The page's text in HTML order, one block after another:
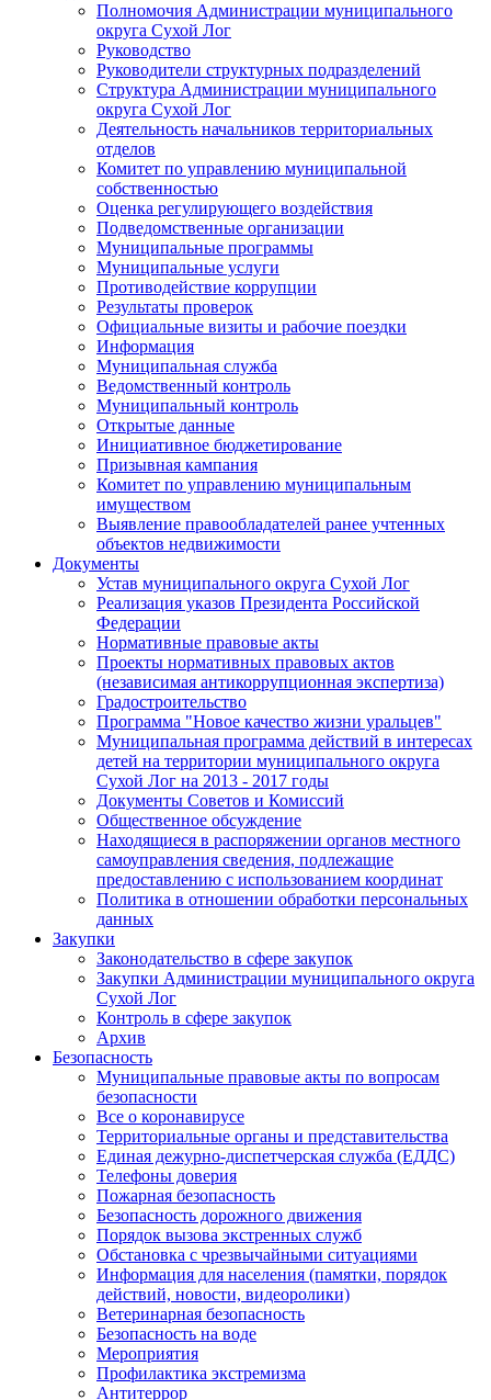
Полномочия Администрации муниципального
округа Сухой Лог
Руководство
Руководители структурных подразделений
Структура Администрации муниципального
округа Сухой Лог
Деятельность начальников территориальных
отделов
Комитет по управлению муниципальной
собственностью
Оценка регулирующего воздействия
Подведомственные организации
Муниципальные программы
Муниципальные услуги
Противодействие коррупции
Результаты проверок
Официальные визиты и рабочие поездки
Информация
Муниципальная служба
Ведомственный контроль
Муниципальный контроль
Открытые данные
Инициативное бюджетирование
Призывная кампания
Комитет по управлению муниципальным
имуществом
Выявление правообладателей ранее учтенных
объектов недвижимости
Документы
Устав муниципального округа Сухой Лог
Реализация указов Президента Российской
Федерации
Нормативные правовые акты
Проекты нормативных правовых актов
(независимая антикоррупционная экспертиза)
Градостроительство
Программа "Новое качество жизни уральцев"
Муниципальная программа действий в интересах
детей на территории муниципального округа
Сухой Лог на 2013 - 2017 годы
Документы Советов и Комиссий
Общественное обсуждение
Находящиеся в распоряжении органов местного
самоуправления сведения, подлежащие
предоставлению с использованием координат
Политика в отношении обработки персональных
данных
Закупки
Законодательство в сфере закупок
Закупки Администрации муниципального округа
Сухой Лог
Контроль в сфере закупок
Архив
Безопасность
Муниципальные правовые акты по вопросам
безопасности
Все о коронавирусе
Территориальные органы и представительства
Единая дежурно-диспетчерская служба (ЕДДС)
Телефоны доверия
Пожарная безопасность
Безопасность дорожного движения
Порядок вызова экстренных служб
Обстановка с чрезвычайными ситуациями
Информация для населения (памятки, порядок
действий, новости, видеоролики)
Ветеринарная безопасность
Безопасность на воде
Мероприятия
Профилактика экстремизма
Антитеррор